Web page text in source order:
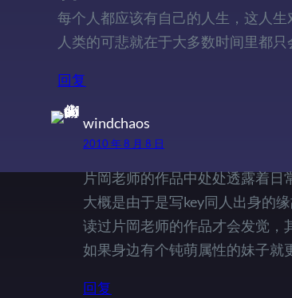
每个人都应该有自己的人生，这人
人类的可悲就在于大多数时间里都只
回复
windchaos
2010 年 8 月 8 日
片岡老师的作品中处处透露着
大概是由于是写key同人出身的
读过片岡老师的作品才会发觉，
如果身边有个钝萌属性的妹子就
回复